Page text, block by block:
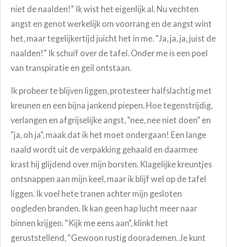
niet de naalden!" Ik wist het eigenlijk al. Nu vechten
angst en genot werkelijk om voorrang en de angst wint
het, maar tegelijkertijd juicht het in me. "Ja, ja, ja, juist de
naalden!" Ik schuif over de tafel. Onder me is een poel
van transpiratie en geil ontstaan.
Ik probeer te blijven liggen, protesteer halfslachtig met
kreunen en een bijna jankend piepen. Hoe tegenstrijdig,
verlangen en afgrijselijke angst, "nee, nee niet doen" en
"ja, oh ja", maak dat ik het moet ondergaan! Een lange
naald wordt uit de verpakking gehaald en daarmee
krast hij glijdend over mijn borsten. Klagelijke kreuntjes
ontsnappen aan mijn keel, maar ik blijf wel op de tafel
liggen. Ik voel hete tranen achter mijn gesloten
oogleden branden. Ik kan geen hap lucht meer naar
binnen krijgen. “Kijk me eens aan”, klinkt het
geruststellend, “Gewoon rustig doorademen. Je kunt